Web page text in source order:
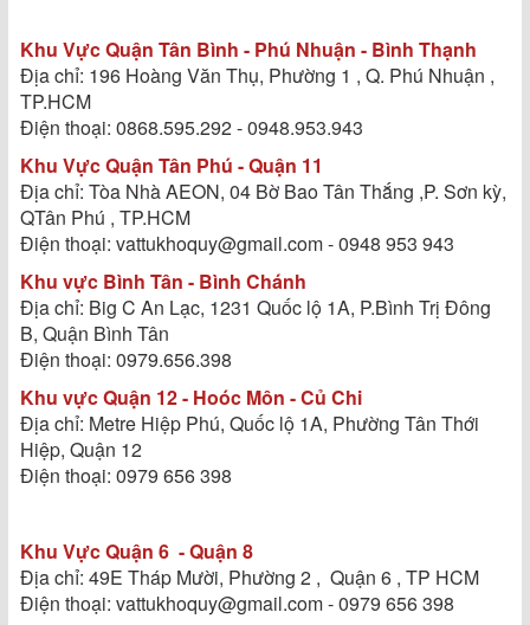
Khu Vực Quận Tân Bình - Phú Nhuận - Bình Thạnh
Địa chỉ: 196 Hoàng Văn Thụ, Phường 1 , Q. Phú Nhuận ,
TP.HCM
Điện thoại: 0868.595.292 - 0948.953.943
Khu Vực Quận Tân Phú - Quận 11
Địa chỉ: Tòa Nhà AEON, 04 Bờ Bao Tân Thắng ,P. Sơn kỳ,
QTân Phú , TP.HCM
Điện thoại: vattukhoquy@gmail.com - 0948 953 943
Khu vực Bình Tân - Bình Chánh
Địa chỉ: Big C An Lạc, 1231 Quốc lộ 1A, P.Bình Trị Đông
B, Quận Bình Tân
Điện thoại: 0979.656.398
Khu vực Quận 12 - Hoóc Môn - Củ Chi
Địa chỉ: Metre Hiệp Phú, Quốc lộ 1A, Phường Tân Thới
Hiệp, Quận 12
Điện thoại: 0979 656 398
Khu Vực Quận 6 - Quận 8
Địa chỉ: 49E Tháp Mười, Phường 2 , Quận 6 , TP HCM
Điện thoại: vattukhoquy@gmail.com - 0979 656 398